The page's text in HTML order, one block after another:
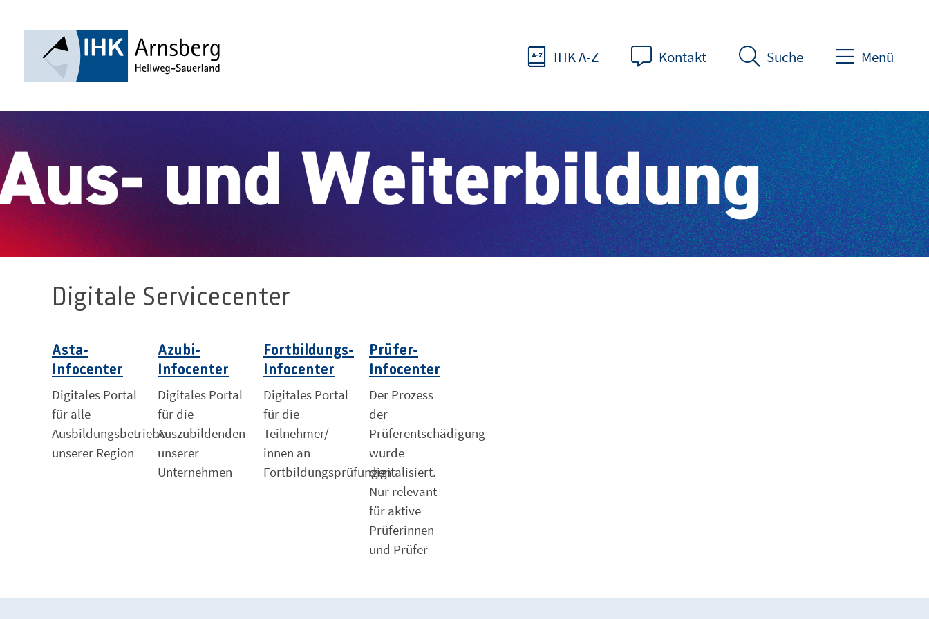
IHK A-Z Kontakt Suche Menü
Digitale Servicecenter
Asta-
Infocenter
Digitales Portal
für alle
Ausbildungsbetriebe
unserer Region
Azubi-
Infocenter
Digitales Portal
für die
Auszubildenden
unserer
Unternehmen
Fortbildungs-
Infocenter
Digitales Portal
für die
Teilnehmer/-
innen an
Fortbildungsprüfungen
Prüfer-
Infocenter
Der Prozess
der
Prüferentschädigung
wurde
digitalisiert.
Nur relevant
für aktive
Prüferinnen
und Prüfer